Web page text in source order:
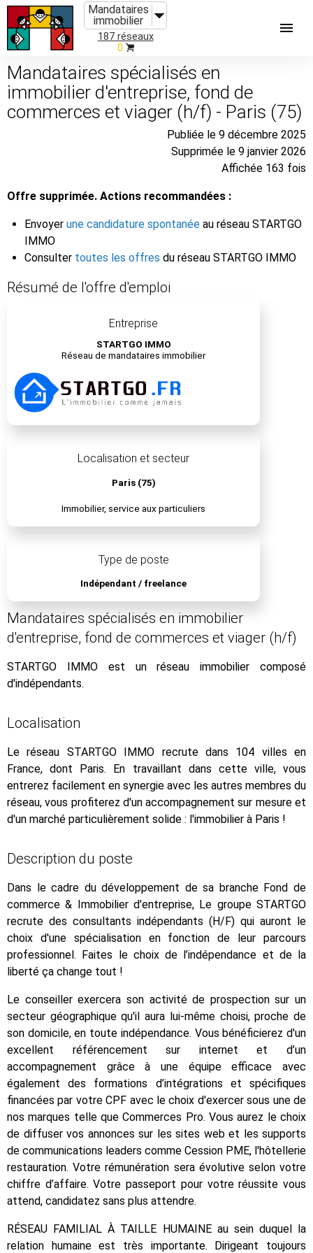
Mandataires
immobilier
187 réseaux
0
Mandataires spécialisés en
immobilier d'entreprise, fond de
commerces et viager (h/f) - Paris (75)
Publiée le 9 décembre 2025
Supprimée le 9 janvier 2026
Affichée 163 fois
Offre supprimée. Actions recommandées :
Envoyer une candidature spontanée au réseau STARTGO
IMMO
Consulter toutes les offres du réseau STARTGO IMMO
Résumé de l'offre d'emploi
Entreprise
STARTGO IMMO
Réseau de mandataires immobilier
Localisation et secteur
Paris (75)
Immobilier, service aux particuliers
Type de poste
Indépendant / freelance
Mandataires spécialisés en immobilier
d'entreprise, fond de commerces et viager (h/f)
STARTGO IMMO est un réseau immobilier composé
d'indépendants.
Localisation
Le réseau STARTGO IMMO recrute dans 104 villes en
France, dont Paris. En travaillant dans cette ville, vous
entrerez facilement en synergie avec les autres membres du
réseau, vous profiterez d'un accompagnement sur mesure et
d'un marché particulièrement solide : l'immobilier à Paris !
Description du poste
Dans le cadre du développement de sa branche Fond de
commerce & Immobilier d'entreprise, Le groupe STARTGO
recrute des consultants indépendants (H/F) qui auront le
choix d'une spécialisation en fonction de leur parcours
professionnel. Faites le choix de l’indépendance et de la
liberté ça change tout !
Le conseiller exercera son activité de prospection sur un
secteur géographique qu'il aura lui-même choisi, proche de
son domicile, en toute indépendance. Vous bénéficierez d'un
excellent référencement sur internet et d’un
accompagnement grâce à une équipe efficace avec
également des formations d’intégrations et spécifiques
financées par votre CPF avec le choix d'exercer sous une de
nos marques telle que Commerces Pro. Vous aurez le choix
de diffuser vos annonces sur les sites web et les supports
de communications leaders comme Cession PME, l'hôtellerie
restauration. Votre rémunération sera évolutive selon votre
chiffre d’affaire. Votre passeport pour votre réussite vous
attend, candidatez sans plus attendre.
RÉSEAU FAMILIAL À TAILLE HUMAINE au sein duquel la
relation humaine est très importante. Dirigeant toujours